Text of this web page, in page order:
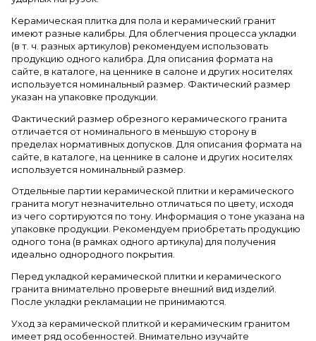
Керамическая плитка для пола и керамический гранит
имеют разные калибры. Для облегчения процесса укладки
(в т. ч. разных артикулов) рекомендуем использовать
продукцию одного калибра. Для описания формата на
сайте, в каталоге, на ценнике в салоне и других носителях
используется номинальный размер. Фактический размер
указан на упаковке продукции.
Фактический размер обрезного керамического гранита
отличается от номинального в меньшую сторону в
пределах нормативных допусков. Для описания формата на
сайте, в каталоге, на ценнике в салоне и других носителях
используется номинальный размер.
Отдельные партии керамической плитки и керамического
гранита могут незначительно отличаться по цвету, исходя
из чего сортируются по тону. Информация о тоне указана на
упаковке продукции. Рекомендуем приобретать продукцию
одного тона (в рамках одного артикула) для получения
идеально однородного покрытия.
Перед укладкой керамической плитки и керамического
гранита внимательно проверьте внешний вид изделий.
После укладки рекламации не принимаются.
Уход за керамической плиткой и керамическим гранитом
имеет ряд особенностей. Внимательно изучайте